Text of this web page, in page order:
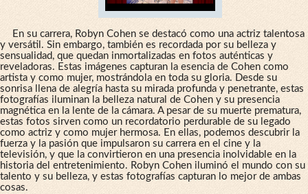
En su carrera, Robyn Cohen se destacó como una actriz talentosa
y versátil. Sin embargo, también es recordada por su belleza y
sensualidad, que quedan inmortalizadas en fotos auténticas y
reveladoras. Estas imágenes capturan la esencia de Cohen como
artista y como mujer, mostrándola en toda su gloria. Desde su
sonrisa llena de alegría hasta su mirada profunda y penetrante, estas
fotografías iluminan la belleza natural de Cohen y su presencia
magnética en la lente de la cámara. A pesar de su muerte prematura,
estas fotos sirven como un recordatorio perdurable de su legado
como actriz y como mujer hermosa. En ellas, podemos descubrir la
fuerza y la pasión que impulsaron su carrera en el cine y la
televisión, y que la convirtieron en una presencia inolvidable en la
historia del entretenimiento. Robyn Cohen iluminó el mundo con su
talento y su belleza, y estas fotografías capturan lo mejor de ambas
cosas.